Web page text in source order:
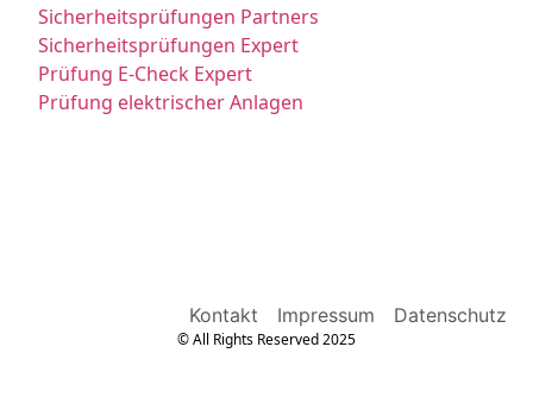
Sicherheitsprüfungen Partners
Sicherheitsprüfungen Expert
Prüfung E-Check Expert
Prüfung elektrischer Anlagen
Kontakt Impressum Datenschutz
© All Rights Reserved 2025